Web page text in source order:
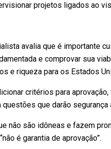
projetos ligados ao
avalia que é importante
e comprovar sua
e riqueza para os Estados
critérios para
que darão
não são idôneas e fazem
é garantia de aprovação”.